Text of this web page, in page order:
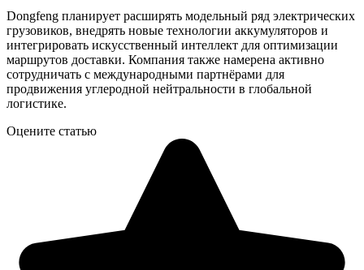
Dongfeng планирует расширять модельный ряд электрических
грузовиков, внедрять новые технологии аккумуляторов и
интегрировать искусственный интеллект для оптимизации
маршрутов доставки. Компания также намерена активно
сотрудничать с международными партнёрами для
продвижения углеродной нейтральности в глобальной
логистике.
Оцените статью